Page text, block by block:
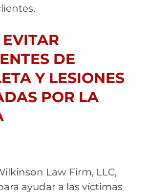
DE
Y LESIONES
POR LA
Law Firm, LLC,
ayudar a las víctimas